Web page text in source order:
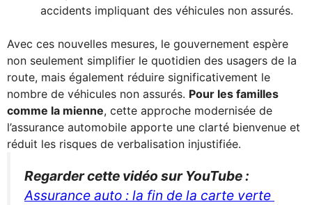
accidents impliquant des véhicules non assurés.
Avec ces nouvelles mesures, le gouvernement espère
non seulement simplifier le quotidien des usagers de la
route, mais également réduire significativement le
nombre de véhicules non assurés. Pour les familles
comme la mienne, cette approche modernisée de
l’assurance automobile apporte une clarté bienvenue et
réduit les risques de verbalisation injustifiée.
Regarder cette vidéo sur YouTube :
Assurance auto : la fin de la carte verte